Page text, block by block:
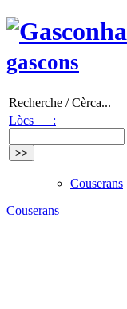
gascons
Recherche / Cèrca...
Lòcs :
Couserans
Couserans